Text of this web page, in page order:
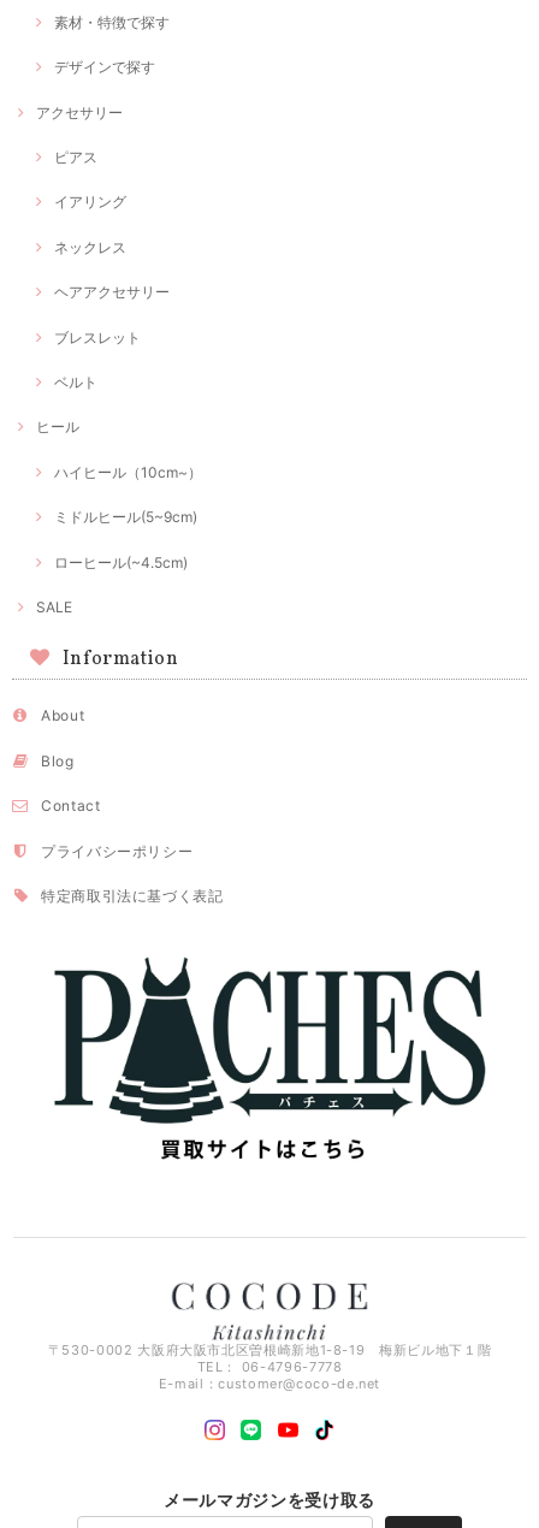
素材・特徴で探す
デザインで探す
アクセサリー
ピアス
イアリング
ネックレス
ヘアアクセサリー
ブレスレット
ベルト
ヒール
ハイヒール（10cm~）
ミドルヒール(5~9cm)
ローヒール(~4.5cm)
SALE
Information
About
Blog
Contact
プライバシーポリシー
特定商取引法に基づく表記
〒530-0002 大阪府大阪市北区曽根崎新地1-8-19 梅新ビル地下１階
TEL： 06-4796-7778
E-mail：customer@coco-de.net
メールマガジンを受け取る